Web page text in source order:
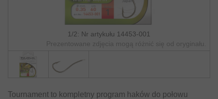
1/2: Nr artykułu 14453-001
Prezentowane zdjęcia mogą różnić się od oryginału.
Tournament to kompletny program haków do połowu